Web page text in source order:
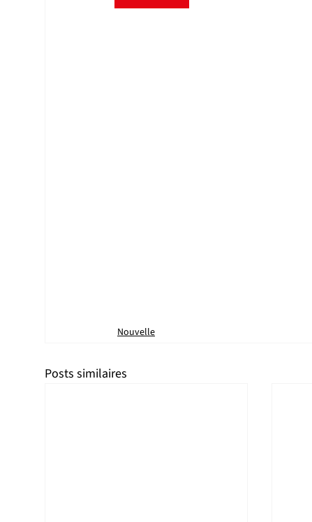
Nouvelle
Posts similaires